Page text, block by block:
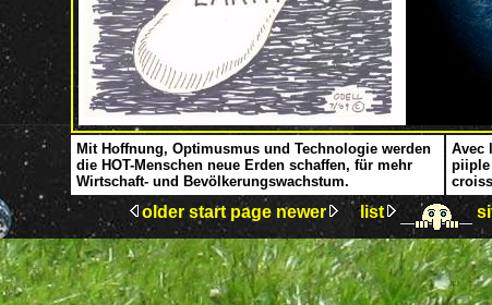
Mit Hoffnung, Optimusmus und Technologie werden
die HOT-Menschen neue Erden schaffen, für mehr
Wirtschaft- und Bevölkerungswachstum.
Avec
piiple
older start page newer list